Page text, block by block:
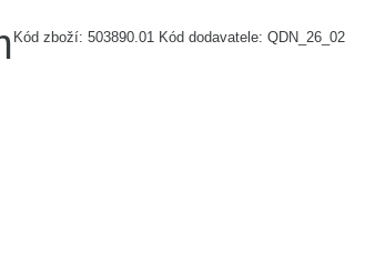
Kód zboží:503890.01 Kód dodavatele:QDN_26_02